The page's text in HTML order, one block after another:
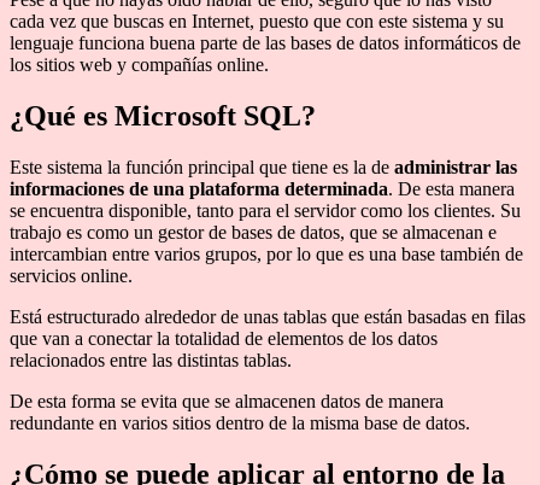
cada vez que buscas en Internet, puesto que con este sistema y su
lenguaje funciona buena parte de las bases de datos informáticos de
los sitios web y compañías online.
¿Qué es Microsoft SQL?
Este sistema la función principal que tiene es la de administrar las
informaciones de una plataforma determinada. De esta manera
se encuentra disponible, tanto para el servidor como los clientes. Su
trabajo es como un gestor de bases de datos, que se almacenan e
intercambian entre varios grupos, por lo que es una base también de
servicios online.
Está estructurado alrededor de unas tablas que están basadas en filas
que van a conectar la totalidad de elementos de los datos
relacionados entre las distintas tablas.
De esta forma se evita que se almacenen datos de manera
redundante en varios sitios dentro de la misma base de datos.
¿Cómo se puede aplicar al entorno de la